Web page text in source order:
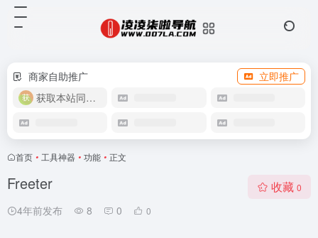
商家自助推广
立即推广
获取本站同款主题
首页 • 工具神器 • 功能 • 正文
Freeter
4年前发布 8 0 0
收藏 0